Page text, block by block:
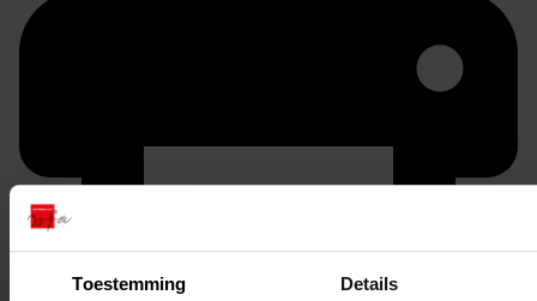
Toestemming Details